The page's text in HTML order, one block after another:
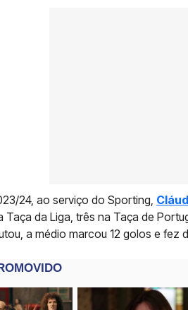
24, ao serviço do Sporting,
Taça da Liga, três na Taça de
a médio marcou 12 golos e fez